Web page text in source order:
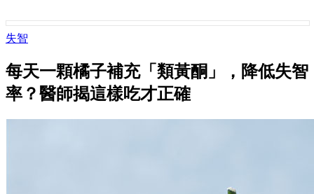
失智
每天一顆橘子補充「類黃酮」，降低失智
率？醫師揭這樣吃才正確